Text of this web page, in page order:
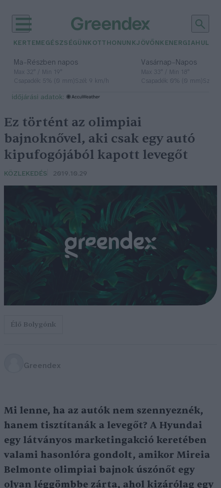
KERTEM EGÉSZSÉGÜNK OTTHONUNKJÖVŐNK ENERGIA
Ma– Részben napos
Max 32° / Min 19°
Csapadék: 5% (0 mm)Szél: 9 km/h
Vasárnap– Napos
Max 33° / Min 18°
Csapadék: 0% (0 mm)Szél:
időjárási adatok:
Ez történt az olimpiai
bajnoknővel, aki csak egy autó
kipufogójából kapott levegőt
KÖZLEKEDÉS 2019.10.29
Élő Bolygónk
Greendex
Mi lenne, ha az autók nem szennyeznék,
hanem tisztítanák a levegőt? A Hyundai
egy látványos marketingakció keretében
valami hasonlóra gondolt, amikor Mireia
Belmonte olimpiai bajnok úszónőt egy
olyan léggömbbe zárta, ahol kizárólag egy